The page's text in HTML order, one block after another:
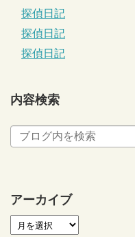
探偵日記
探偵日記
探偵日記
内容検索
アーカイブ